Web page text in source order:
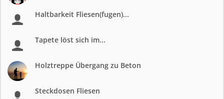
Haltbarkeit Fliesen(fugen)...
Tapete löst sich im...
Holztreppe Übergang zu Beton
Steckdosen Fliesen